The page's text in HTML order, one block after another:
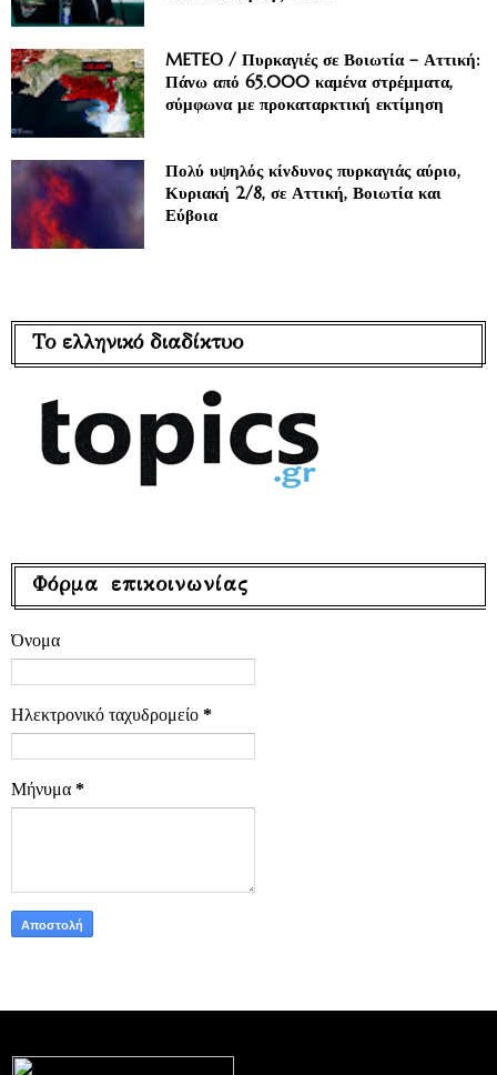
METEO / Πυρκαγιές σε Βοιωτία – Αττική:
Πάνω από 65.000 καμένα στρέμματα,
σύμφωνα με προκαταρκτική εκτίμηση
Πολύ υψηλός κίνδυνος πυρκαγιάς αύριο,
Κυριακή 2/8, σε Αττική, Βοιωτία και
Εύβοια
Το ελληνικό διαδίκτυο
Φόρμα επικοινωνίας
Όνομα
Ηλεκτρονικό ταχυδρομείο *
Μήνυμα *